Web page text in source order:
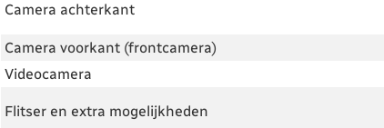
Camera achterkant
Camera voorkant (frontcamera)
Videocamera
Flitser en extra mogelijkheden